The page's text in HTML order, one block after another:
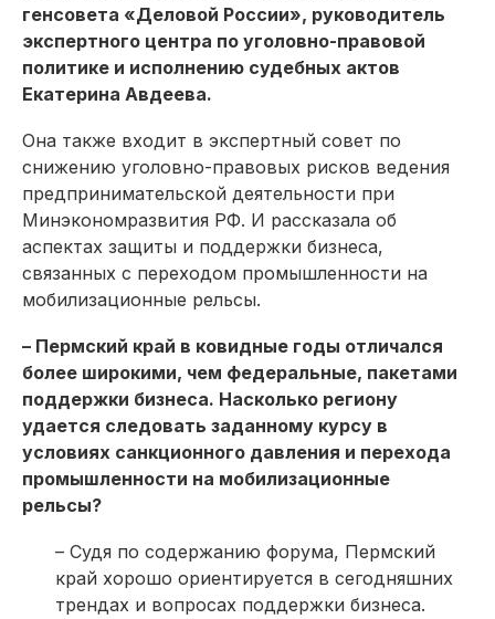
генсовета «Деловой России», руководитель
экспертного центра по уголовно-правовой
политике и исполнению судебных актов
Екатерина Авдеева.
Она также входит в экспертный совет по
снижению уголовно-правовых рисков ведения
предпринимательской деятельности при
Минэкономразвития РФ. И рассказала об
аспектах защиты и поддержки бизнеса,
связанных с переходом промышленности на
мобилизационные рельсы.
– Пермский край в ковидные годы отличался
более широкими, чем федеральные, пакетами
поддержки бизнеса. Насколько региону
удается следовать заданному курсу в
условиях санкционного давления и перехода
промышленности на мобилизационные
рельсы?
– Судя по содержанию форума, Пермский
край хорошо ориентируется в сегодняшних
трендах и вопросах поддержки бизнеса.